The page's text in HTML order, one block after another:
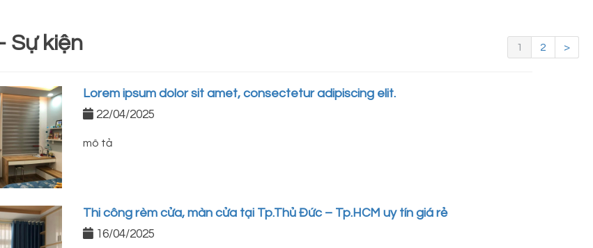
Sự kiện
Lorem ipsum dolor sit amet, consectetur adipiscing elit.
22/04/2025
mô tả
Thi công rèm cửa, màn cửa tại Tp.Thủ Đức – Tp.HCM uy tín giá rẻ
16/04/2025
1 2 >